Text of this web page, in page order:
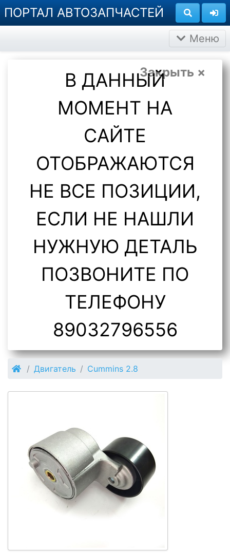
ПОРТАЛ АВТОЗАПЧАСТЕЙ
Меню
Закрыть ×
В ДАННЫЙ
МОМЕНТ НА
САЙТЕ
ОТОБРАЖАЮТСЯ
НЕ ВСЕ ПОЗИЦИИ,
ЕСЛИ НЕ НАШЛИ
НУЖНУЮ ДЕТАЛЬ
ПОЗВОНИТЕ ПО
ТЕЛЕФОНУ
89032796556
Двигатель Cummins 2.8